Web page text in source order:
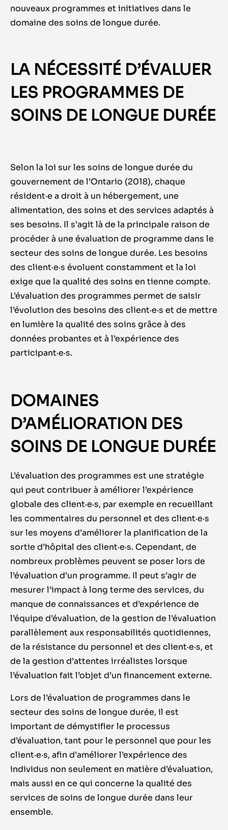
nouveaux programmes et initiatives dans le
domaine des soins de longue durée.
LA NÉCESSITÉ D’ÉVALUER
LES PROGRAMMES DE
SOINS DE LONGUE DURÉE
Selon la loi sur les soins de longue durée du
gouvernement de l’Ontario (2018), chaque
résident·e a droit à un hébergement, une
alimentation, des soins et des services adaptés à
ses besoins. Il s’agit là de la principale raison de
procéder à une évaluation de programme dans le
secteur des soins de longue durée. Les besoins
des client·e·s évoluent constamment et la loi
exige que la qualité des soins en tienne compte.
L’évaluation des programmes permet de saisir
l’évolution des besoins des client·e·s et de mettre
en lumière la qualité des soins grâce à des
données probantes et à l’expérience des
participant·e·s.
DOMAINES
D’AMÉLIORATION DES
SOINS DE LONGUE DURÉE
L’évaluation des programmes est une stratégie
qui peut contribuer à améliorer l’expérience
globale des client·e·s, par exemple en recueillant
les commentaires du personnel et des client·e·s
sur les moyens d’améliorer la planification de la
sortie d’hôpital des client·e·s. Cependant, de
nombreux problèmes peuvent se poser lors de
l’évaluation d’un programme. Il peut s’agir de
mesurer l’impact à long terme des services, du
manque de connaissances et d’expérience de
l’équipe d’évaluation, de la gestion de l’évaluation
parallèlement aux responsabilités quotidiennes,
de la résistance du personnel et des client·e·s, et
de la gestion d’attentes irréalistes lorsque
l’évaluation fait l’objet d’un financement externe.
Lors de l’évaluation de programmes dans le
secteur des soins de longue durée, il est
important de démystifier le processus
d’évaluation, tant pour le personnel que pour les
client·e·s, afin d’améliorer l’expérience des
individus non seulement en matière d’évaluation,
mais aussi en ce qui concerne la qualité des
services de soins de longue durée dans leur
ensemble.